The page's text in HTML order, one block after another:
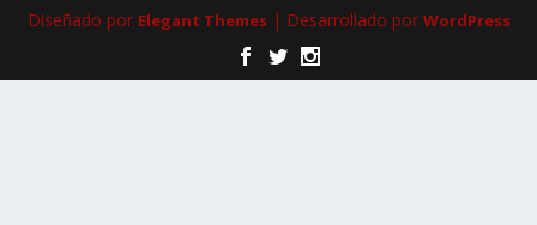
Diseñado por Elegant Themes| Desarrollado por WordPress